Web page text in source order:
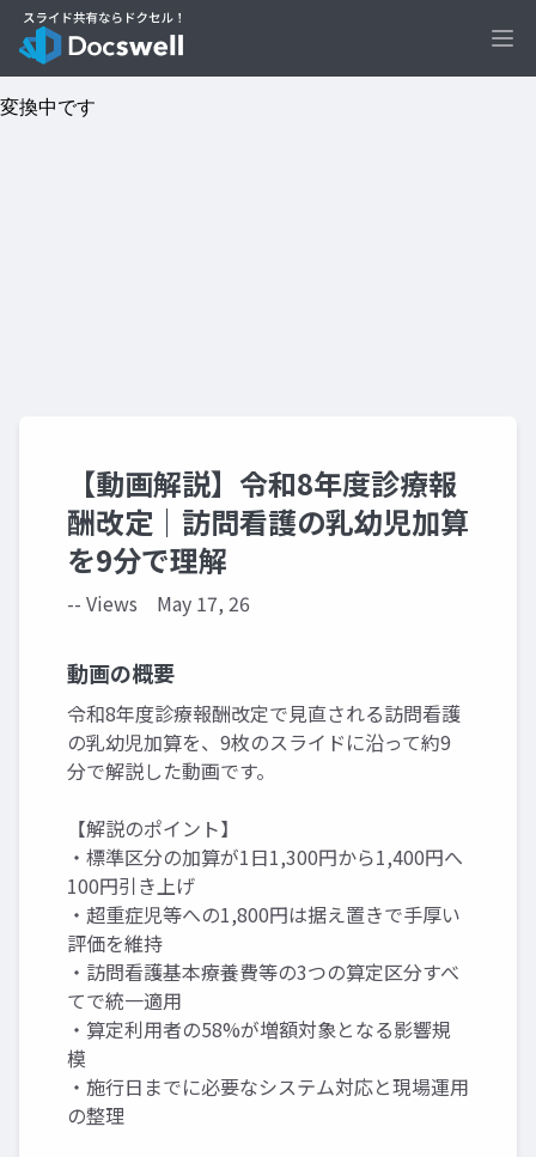
【動画解説】令和8年度診療報
酬改定｜訪問看護の乳幼児加算
を9分で理解
-- Views May 17, 26
動画の概要
令和8年度診療報酬改定で見直される訪問看護
の乳幼児加算を、9枚のスライドに沿って約9
分で解説した動画です。
【解説のポイント】
・標準区分の加算が1日1,300円から1,400円へ
100円引き上げ
・超重症児等への1,800円は据え置きで手厚い
評価を維持
・訪問看護基本療養費等の3つの算定区分すべ
てで統一適用
・算定利用者の58%が増額対象となる影響規
模
・施行日までに必要なシステム対応と現場運用
の整理